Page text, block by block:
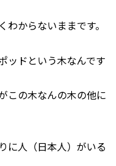
からないままです。
ッドという木なんです
この木なんの木の他に
に人（日本人）がいる